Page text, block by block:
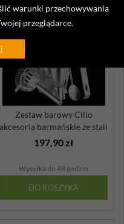
warunki przechowywania
przeglądarce.
Zestaw barowy Cilio
akcesoria barmańskie ze stali
nierdze...
197,90 zł
Wysyłka do 48 godzin
DO KOSZYKA